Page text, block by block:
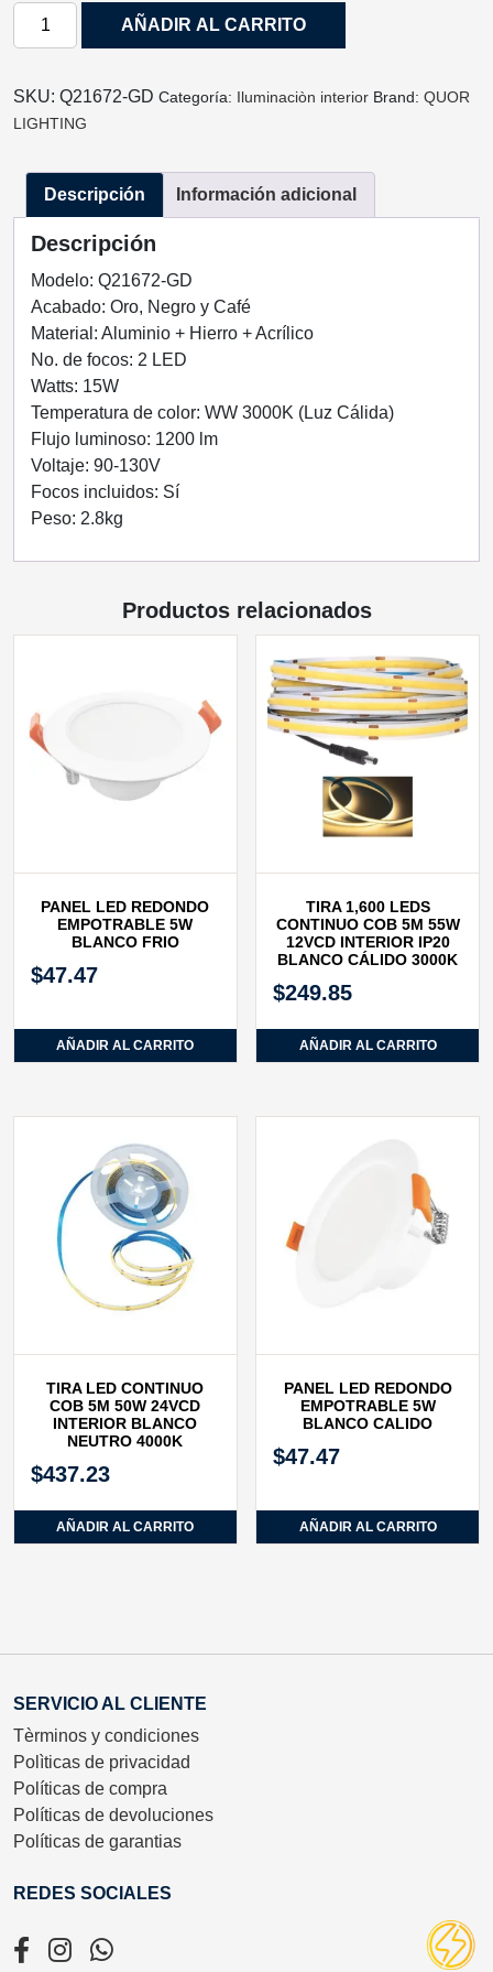
LAMPARA
MURO
SOMMER
GD-
ORO
NEGRO
CAFÉ
Q21672-
GD
QUOR
LIGHTING
cantidad
AÑADIR AL CARRITO
SKU: Q21672-GD Categoría: Iluminaciòn interior Brand: QUOR
LIGHTING
Descripción Información adicional
Descripción
Modelo: Q21672-GD
Acabado: Oro, Negro y Café
Material: Aluminio + Hierro + Acrílico
No. de focos: 2 LED
Watts: 15W
Temperatura de color: WW 3000K (Luz Cálida)
Flujo luminoso: 1200 lm
Voltaje: 90-130V
Focos incluidos: Sí
Peso: 2.8kg
Productos relacionados
PANEL LED REDONDO
EMPOTRABLE 5W
BLANCO FRIO
$47.47
AÑADIR AL CARRITO
TIRA 1,600 LEDS
CONTINUO COB 5M 55W
12VCD INTERIOR IP20
BLANCO CÁLIDO 3000K
$249.85
AÑADIR AL CARRITO
TIRA LED CONTINUO
COB 5M 50W 24VCD
INTERIOR BLANCO
NEUTRO 4000K
$437.23
AÑADIR AL CARRITO
PANEL LED REDONDO
EMPOTRABLE 5W
BLANCO CALIDO
$47.47
AÑADIR AL CARRITO
SERVICIO AL CLIENTE
Tèrminos y condiciones
Polìticas de privacidad
Políticas de compra
Políticas de devoluciones
Políticas de garantias
REDES SOCIALES